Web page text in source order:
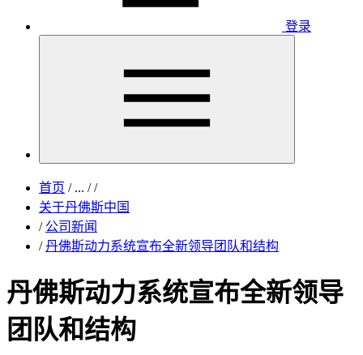
登录
首页 /... / /
关于丹佛斯中国
/ 公司新闻
/ 丹佛斯动力系统宣布全新领导团队和结构
丹佛斯动力系统宣布全新领导
团队和结构